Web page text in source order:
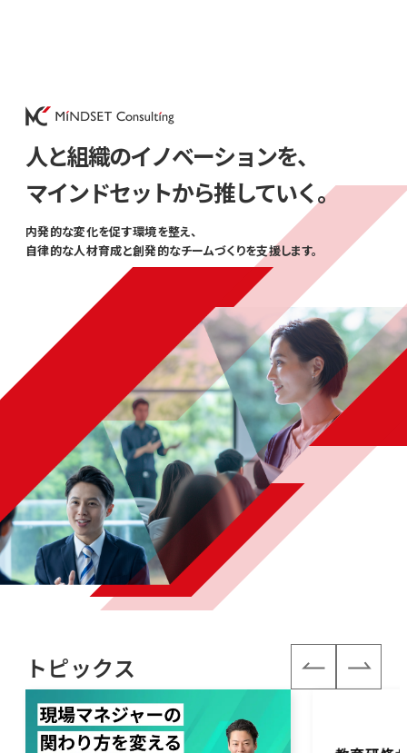
人と組織のイノベーションを、
マインドセットから推していく。
内発的な変化を促す環境を整え、
自律的な人材育成と創発的なチームづくりを支援します。
トピックス